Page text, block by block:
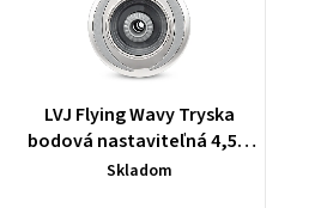
LVJ Flying Wavy Tryska
bodová nastaviteľná 4,5",
svetlo šedá/chróm - L-
Skladom